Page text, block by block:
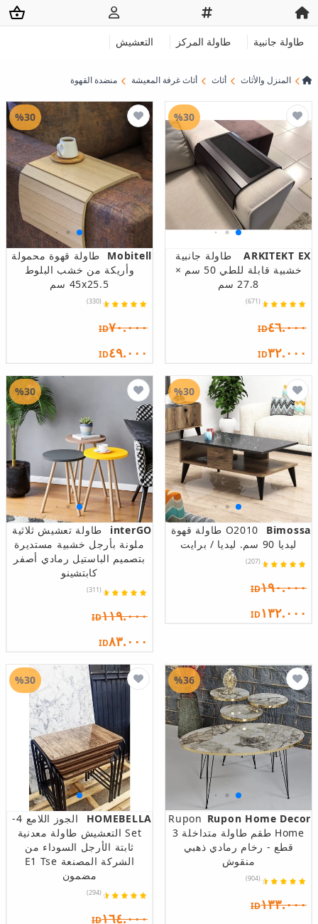
طاولة جانبية طاولة المركز التعشيش
المنزل والأثاث أثاث أثاث غرفة المعيشة منضدة القهوة
ARKITEKT EX
طاولة جانبية
خشبية قابلة للطي 50 سم ×
27.8 سم
(671)
ID٤٦.٠٠٠
ID٣٢.٠٠٠
%30
Mobitell
طاولة قهوة محمولة
وأريكة من خشب البلوط
45x25.5 سم
(330)
ID٧٠.٠٠٠
ID٤٩.٠٠٠
%30
Bimossa
O2010 طاولة قهوة
ليديا 90 سم. ليديا / برايت
(207)
ID١٩٠.٠٠٠
ID١٣٢.٠٠٠
%30
interGO
طاولة تعشيش ثلاثية
ملونة بأرجل خشبية مستديرة
بتصميم الباستيل رمادي أصفر
كابتشينو
(311)
ID١١٩.٠٠٠
ID٨٣.٠٠٠
%30
Rupon Home Decor
Rupon
Home طقم طاولة متداخلة 3
قطع - رخام رمادي ذهبي
منقوش
(904)
ID١٣٣.٠٠٠
%36
HOMEBELLA
الجوز اللامع 4-
Set التعشيش طاولة معدنية
ثابتة الأرجل السوداء من
الشركة المصنعة E1 Tse
مضمون
(294)
ID١٦٤.٠٠٠
%30